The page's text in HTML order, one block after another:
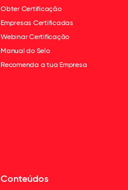
Obter Certificação
Empresas Certificadas
Webinar Certificação
Manual do Selo
Recomenda a tua Empresa
Conteúdos